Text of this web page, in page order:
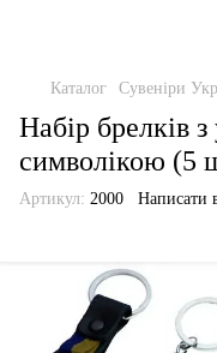
Каталог Сувеніри
Набір брелків
символікою (5
Артикул: 2000 Написати